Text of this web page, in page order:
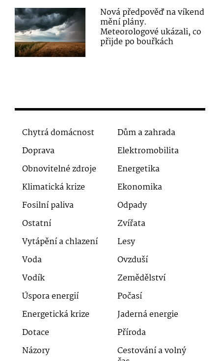
Nová předpověď na víkend
mění plány.
Meteorologové ukázali, co
přijde po bouřkách
Chytrá domácnost
Dům a zahrada
Doprava
Elektromobilita
Obnovitelné zdroje
Energetika
Klimatická krize
Ekonomika
Fosilní paliva
Odpady
Ostatní
Zvířata
Vytápění a chlazení
Lesy
Voda
Ovzduší
Vodík
Zemědělství
Úspora energií
Počasí
Energetická krize
Jaderná energie
Dotace
Příroda
Názory
Cestování a volný